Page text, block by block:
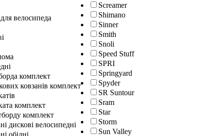
Screamer
Shimano
Sinner
Smith
Snoli
Speed Stuff
SPRI
Springyard
Spyder
SR Suntour
Sram
Star
Storm
Sun Valley
велосипеда
комплект
ковзанів комплект
комплект
комплект
дискові велосипедні
обідні